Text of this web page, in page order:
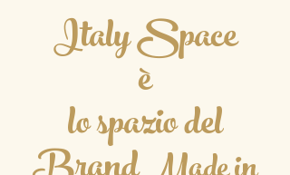
Italy Space
è
lo spazio del